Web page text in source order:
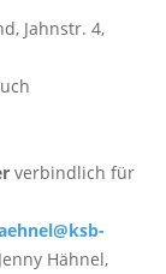
Jahnstr. 4,
verbindlich für
Hähnel,